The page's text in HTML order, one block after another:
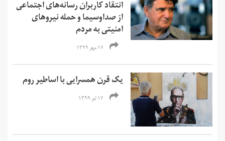
انتقاد کاربران رسانه‌های اجتماعی
از صداوسیما و حمله نیروهای
امنیتی به مردم
۱۷ مهر ۱۳۹۹
یک قرن همسرایی با اساطیر روم
۱۷ تیر ۱۳۹۹